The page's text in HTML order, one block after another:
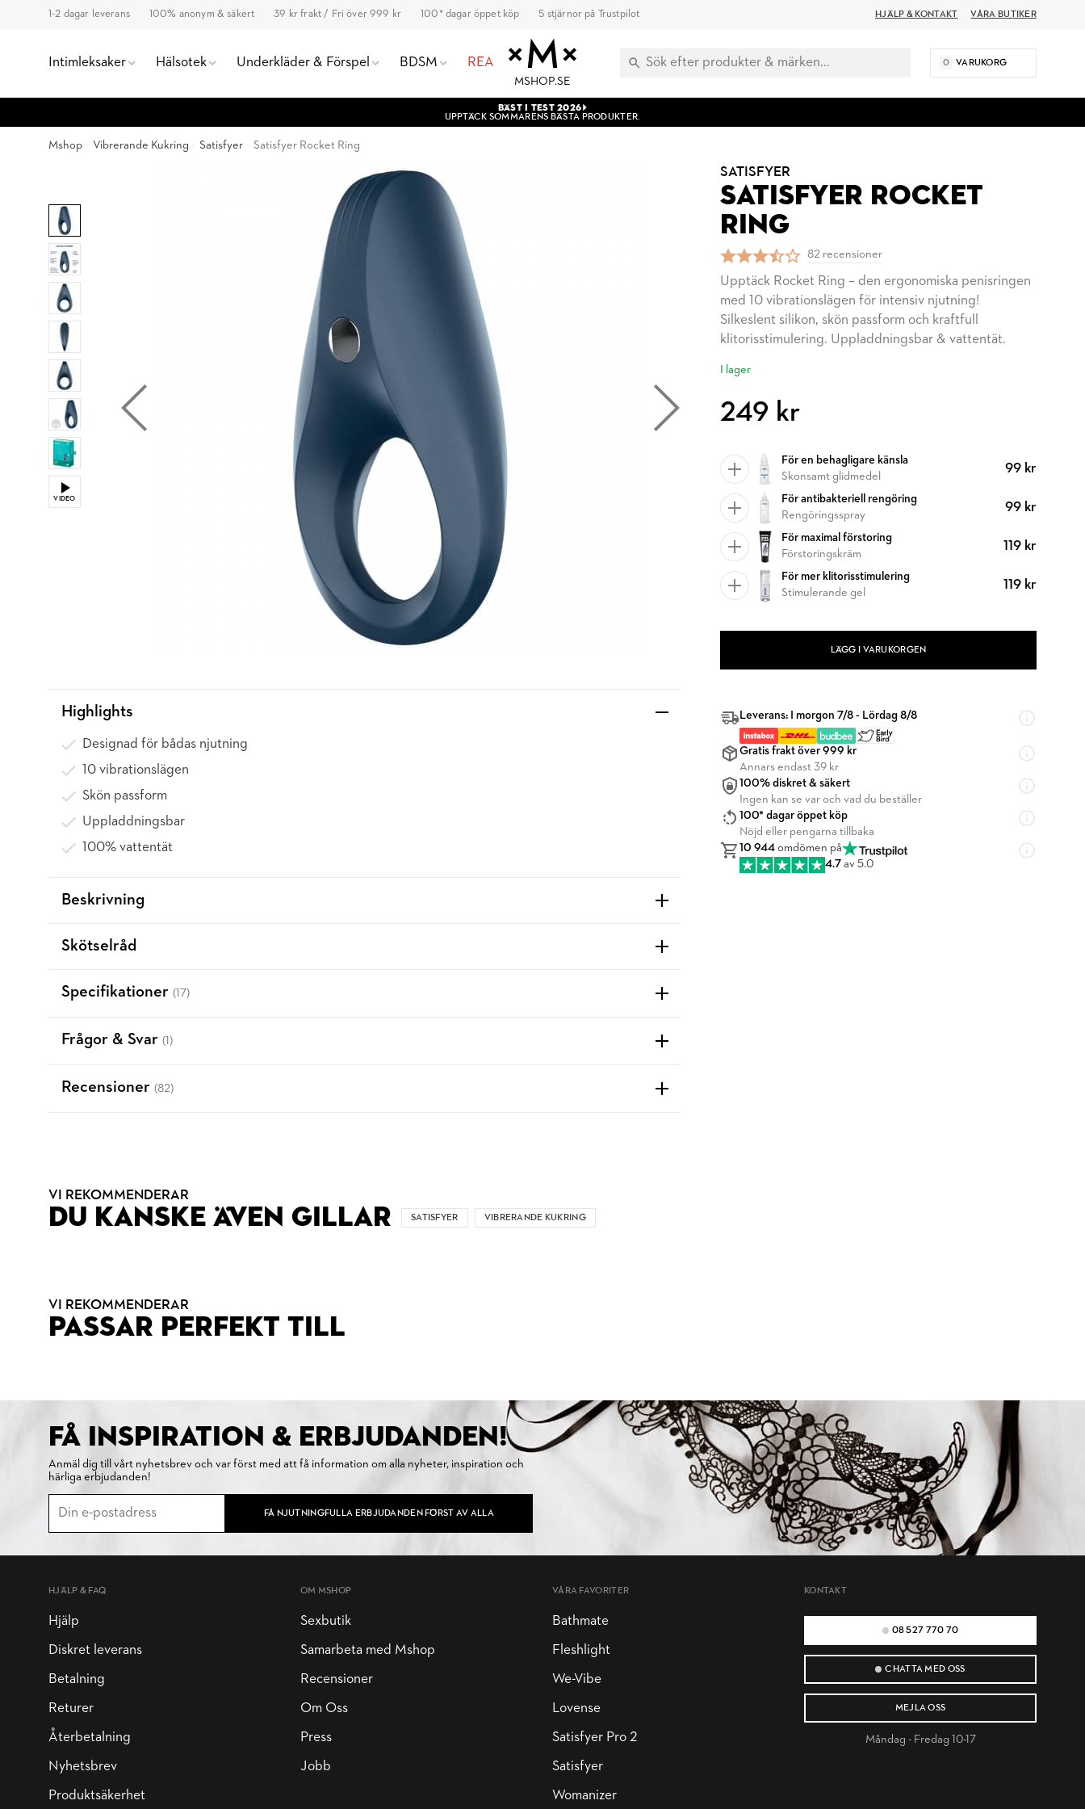
1-2 dagar leverans 100% anonym & säkert 39 kr frakt / Fri över 999 kr 100* dagar öppet köp 5 stjärnor på Trustpilot HJÄLP & KONTAKT VÅRA BUTIKER
Intimleksaker Hälsotek Underkläder & Förspel BDSM REA
MSHOP.SE
0 VARUKORG
BÄST I TEST 2026
UPPTÄCK SOMMARENS BÄSTA PRODUKTER.
Mshop Vibrerande Kukring Satisfyer Satisfyer Rocket Ring
VIDEO
SATISFYER
SATISFYER ROCKET
RING
82 recensioner
Upptäck Rocket Ring – den ergonomiska penisringen
med 10 vibrationslägen för intensiv njutning!
Silkeslent silikon, skön passform och kraftfull
klitorisstimulering. Uppladdningsbar & vattentät.
I lager
249 kr
För en behagligare känsla
Skonsamt glidmedel
99 kr
För antibakteriell rengöring
Rengöringsspray
99 kr
För maximal förstoring
Förstoringskräm
119 kr
För mer klitorisstimulering
Stimulerande gel
119 kr
LÄGG I VARUKORGEN
Leverans: I morgon 7/8 - Lördag 8/8
Gratis frakt över 999 kr
Annars endast 39 kr
100% diskret & säkert
Ingen kan se var och vad du beställer
100* dagar öppet köp
Nöjd eller pengarna tillbaka
10 944 omdömen på
4.7 av 5.0
Highlights
Designad för bådas njutning
10 vibrationslägen
Skön passform
Uppladdningsbar
100% vattentät
Beskrivning
Skötselråd
Specifikationer (17)
Frågor & Svar (1)
Recensioner (82)
VI REKOMMENDERAR
DU KANSKE ÄVEN GILLAR SATISFYER VIBRERANDE KUKRING
VI REKOMMENDERAR
PASSAR PERFEKT TILL
FÅ INSPIRATION & ERBJUDANDEN!
Anmäl dig till vårt nyhetsbrev och var först med att få information om alla nyheter, inspiration och
härliga erbjudanden!
FÅ NJUTNINGFULLA ERBJUDANDEN FÖRST AV ALLA
KONTAKT
08 527 770 70
CHATTA MED OSS
MEJLA OSS
Måndag - Fredag 10-17
HJÄLP & FAQ
Hjälp
Diskret leverans
Betalning
Returer
Återbetalning
Nyhetsbrev
Produktsäkerhet
OM MSHOP
Sexbutik
Samarbeta med Mshop
Recensioner
Om Oss
Press
Jobb
VÅRA FAVORITER
Bathmate
Fleshlight
We-Vibe
Lovense
Satisfyer Pro 2
Satisfyer
Womanizer